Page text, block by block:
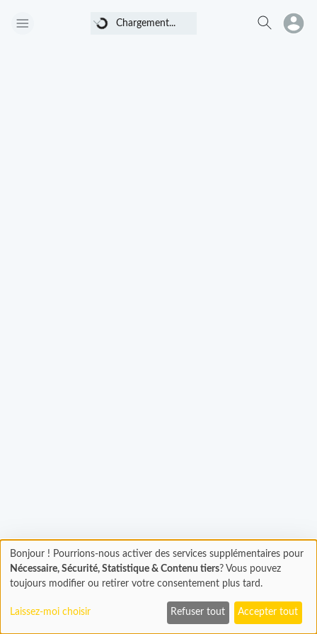
Chargement...
Chargement
En cours...
Bonjour ! Pourrions-nous activer des services supplémentaires pour
Nécessaire, Sécurité, Statistique & Contenu tiers? Vous pouvez
toujours modifier ou retirer votre consentement plus tard.
Laissez-moi choisir Refuser tout Accepter tout